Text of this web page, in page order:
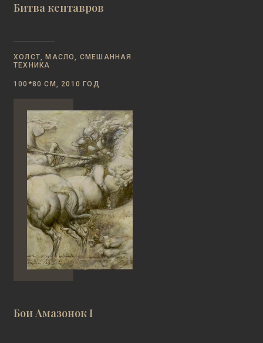
Битва кентавров
ХОЛСТ, МАСЛО, СМЕШАННАЯ
ТЕХНИКА
100*80 СМ, 2010 ГОД
Бои Амазонок I